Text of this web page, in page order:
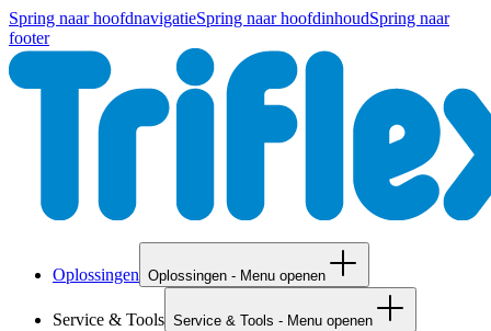
Spring naar hoofdnavigatieSpring naar hoofdinhoudSpring naar
footer
Oplossingen Oplossingen - Menu openen
Service & Tools Service & Tools - Menu openen